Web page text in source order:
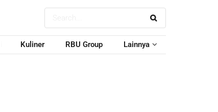
Kuliner RBU Group Lainnya